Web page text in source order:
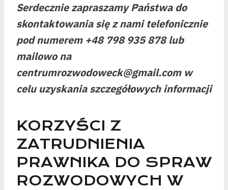
Serdecznie zapraszamy Państwa do
skontaktowania się z nami telefonicznie
pod numerem +48 798 935 878 lub
mailowo na
centrumrozwodoweck@gmail.com w
celu uzyskania szczegółowych informacji
KORZYŚCI Z
ZATRUDNIENIA
PRAWNIKA DO SPRAW
ROZWODOWYCH W